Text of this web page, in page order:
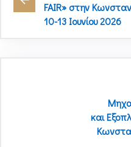
FAIR» στην
10-13 Ιουνίου 2026
και